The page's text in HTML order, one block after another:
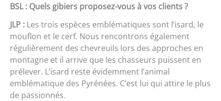
BSL : Quels gibiers proposez-vous à vos clients ?
JLP : Les trois espèces emblématiques sont l’isard, le
mouflon et le cerf. Nous rencontrons également
régulièrement des chevreuils lors des approches en
montagne et il arrive que les chasseurs puissent en
prélever. L’isard reste évidemment l’animal
emblématique des Pyrénées. C’est lui qui attire le plus
de passionnés.